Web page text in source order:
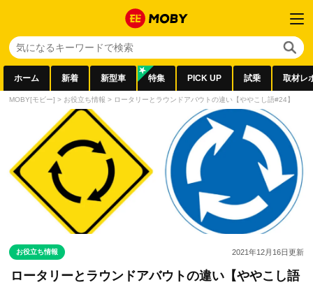
ホーム 新着 新型車 特集 PICK UP 試乗 取材レ
MOBY[モビー] > お役立ち情報 > ロータリーとラウンドアバウトの違い【ややこし語#24】
お役立ち情報 2021年12月16日更新
ロータリーとラウンドアバウトの違い【ややこし語